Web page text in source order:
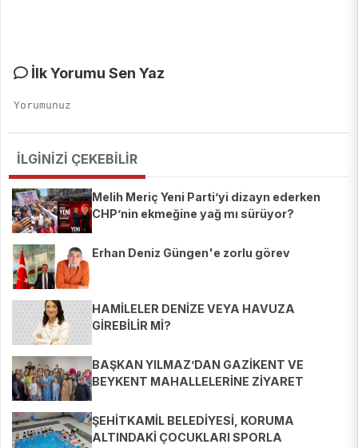
İlk Yorumu Sen Yaz
İLGİNİZİ ÇEKEBİLİR
Melih Meriç Yeni Parti’yi dizayn ederken
CHP’nin ekmeğine yağ mı sürüyor?
Erhan Deniz Güngen'e zorlu görev
HAMİLELER DENİZE VEYA HAVUZA
GİREBİLİR Mİ?
BAŞKAN YILMAZ’DAN GAZİKENT VE
BEYKENT MAHALLELERİNE ZİYARET
ŞEHİTKAMİL BELEDİYESİ, KORUMA
ALTINDAKİ ÇOCUKLARI SPORLA